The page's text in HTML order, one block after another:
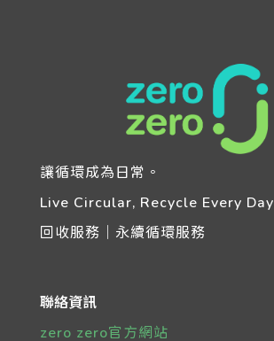
讓循環成為日常。
Live Circular, Recycle Every Day.
回收服務｜永續循環服務
聯絡資訊
zero zero官方網站